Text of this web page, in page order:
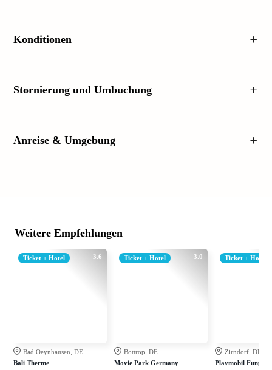
Konditionen
Stornierung und Umbuchung
Anreise & Umgebung
Weitere Empfehlungen
3.6
Ticket + Hotel
Bad Oeynhausen, DE
Bali Therme
3.0
Ticket + Hotel
Bottrop, DE
Movie Park Germany
Ticket + Hotel
Zirndorf, DE
Playmobil Funpark